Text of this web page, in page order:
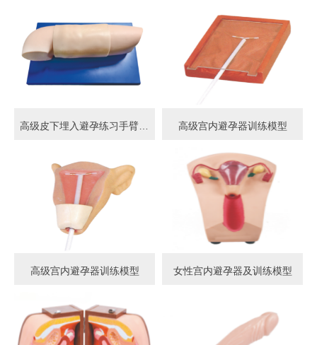
高级皮下埋入避孕练习手臂模型 高级宫内避孕器训练模型
高级宫内避孕器训练模型 女性宫内避孕器及训练模型